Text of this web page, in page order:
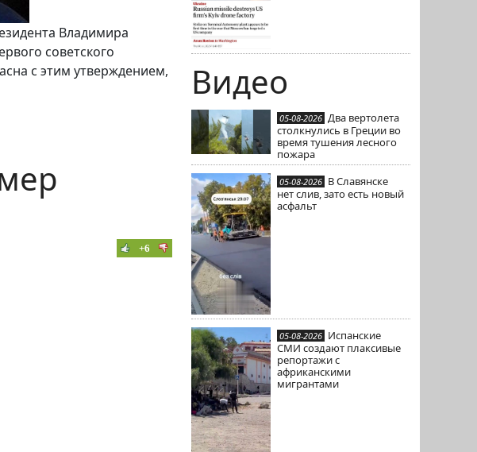
Видео
05-08-2026 Два вертолета
столкнулись в Греции во
время тушения лесного
пожара
05-08-2026 В Славянске
нет слив, зато есть новый
асфальт
05-08-2026 Испанские
СМИ создают плаксивые
репортажи с
африканскими
мигрантами
Владимира
советского
с этим утверждением,
+6